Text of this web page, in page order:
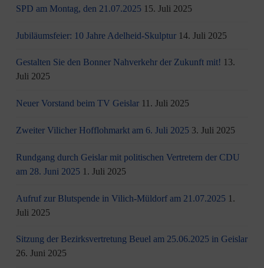
SPD am Montag, den 21.07.2025 15. Juli 2025
Jubiläumsfeier: 10 Jahre Adelheid-Skulptur 14. Juli 2025
Gestalten Sie den Bonner Nahverkehr der Zukunft mit! 13.
Juli 2025
Neuer Vorstand beim TV Geislar 11. Juli 2025
Zweiter Vilicher Hofflohmarkt am 6. Juli 2025 3. Juli 2025
Rundgang durch Geislar mit politischen Vertretern der CDU
am 28. Juni 2025 1. Juli 2025
Aufruf zur Blutspende in Vilich-Müldorf am 21.07.2025 1.
Juli 2025
Sitzung der Bezirksvertretung Beuel am 25.06.2025 in Geislar
26. Juni 2025